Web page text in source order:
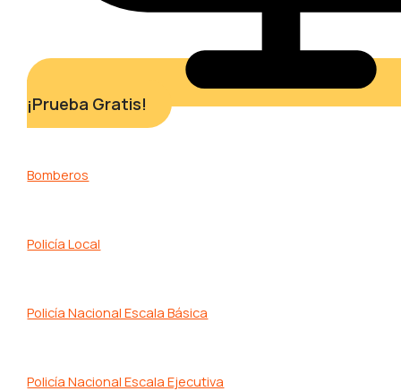
¡Prueba Gratis!
Bomberos
Policía Local
Policía Nacional Escala Básica
Policía Nacional Escala Ejecutiva